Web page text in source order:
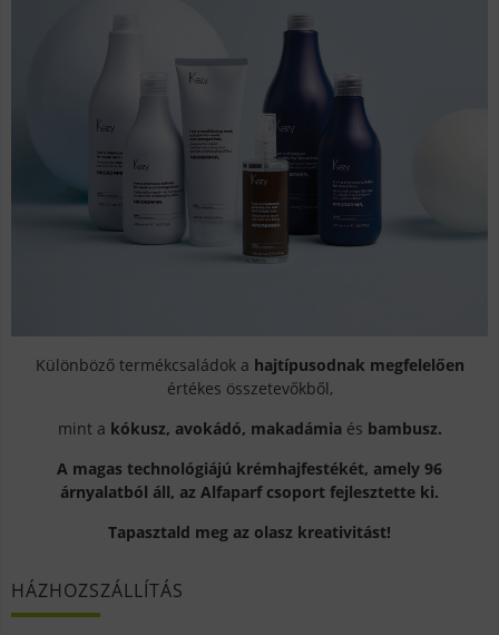
Különböző termékcsaládok a hajtípusodnak megfelelően
értékes összetevőkből,
mint a kókusz, avokádó, makadámiaés bambusz.
A magas technológiájú krémhajfestékét, amely 96
árnyalatból áll, az Alfaparf csoport fejlesztette ki.
Tapasztald meg az olasz kreativitást!
HÁZHOZSZÁLLÍTÁS